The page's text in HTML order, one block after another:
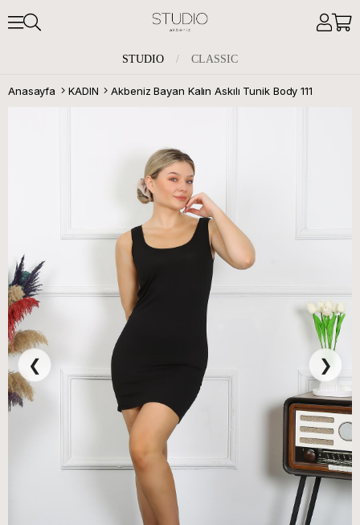
STUDIO / CLASSIC
Anasayfa KADIN Akbeniz Bayan Kalın Askılı Tunik Body 111
❮ ❯